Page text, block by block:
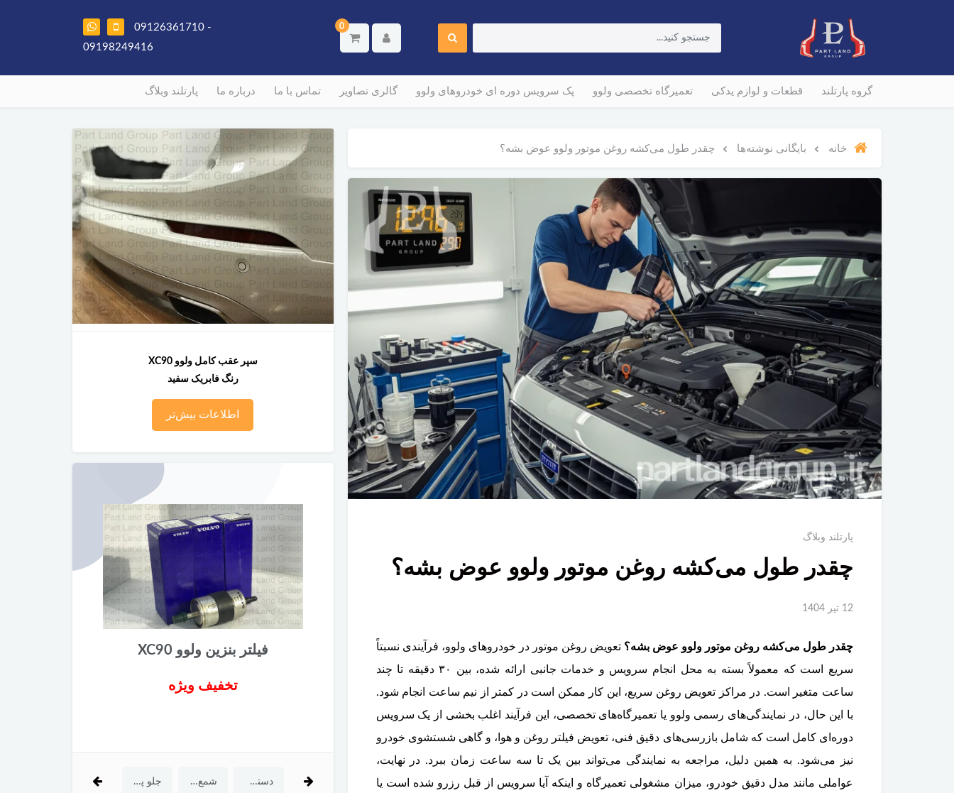
0
09126361710 -
09198249416
گروه پارتلند قطعات و لوازم یدکی تعمیرگاه تخصصی ولوو پک سرویس دوره ای خودروهای ولوو گالری تصاویر تماس با ما درباره ما پارتلند وبلاگ
خانه بایگانی نوشته‌ها چقدر طول می‌کشه روغن موتور ولوو عوض بشه؟
پارتلند وبلاگ
چقدر طول می‌کشه روغن موتور ولوو عوض بشه؟
12 تير 1404
چقدر طول می‌کشه روغن موتور ولوو عوض بشه؟ تعویض روغن موتور در خودروهای ولوو، فرآیندی نسبتاً
سریع است که معمولاً بسته به محل انجام سرویس و خدمات جانبی ارائه شده، بین ۳۰ دقیقه تا چند
ساعت متغیر است. در مراکز تعویض روغن سریع، این کار ممکن است در کمتر از نیم ساعت انجام شود.
با این حال، در نمایندگی‌های رسمی ولوو یا تعمیرگاه‌های تخصصی، این فرآیند اغلب بخشی از یک سرویس
دوره‌ای کامل است که شامل بازرسی‌های دقیق فنی، تعویض فیلتر روغن و هوا، و گاهی شستشوی خودرو
نیز می‌شود. به همین دلیل، مراجعه به نمایندگی می‌تواند بین یک تا سه ساعت زمان ببرد. در نهایت،
عواملی مانند مدل دقیق خودرو، میزان مشغولی تعمیرگاه و اینکه آیا سرویس از قبل رزرو شده است یا
سپر عقب کامل ولوو XC90
رنگ فابریک سفید
اطلاعات بیش‌تر
C70
تخفیف ویژه
باتری بک آپ ولوو XC90
تخفیف ویژه
فیلتر بنزین ولوو XC90
تخفیف ویژه
سپر کامل ولوو XC90 دیسک چرخ عقب ولوو V40-C30-C70 فیلتر بنزین ولوو XC90 دسته موتور پایین ولوو V40-C30-C70 شمع اصلی ولوو XC90 جلو پنجره 2016 ولوو inscription XC90